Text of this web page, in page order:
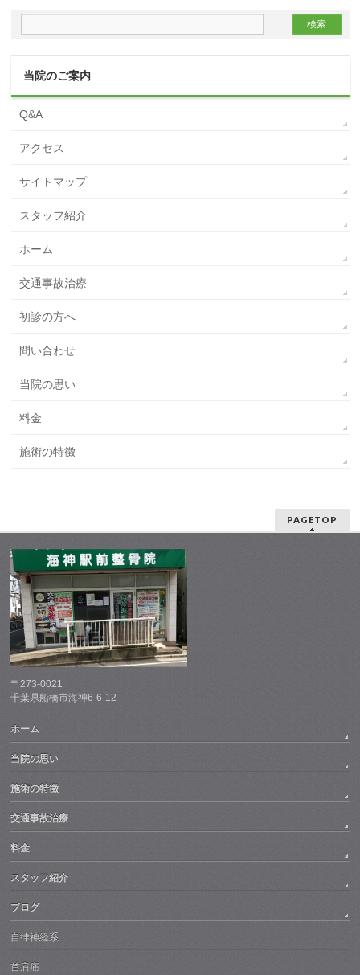
当院のご案内
Q&A
アクセス
サイトマップ
スタッフ紹介
ホーム
交通事故治療
初診の方へ
問い合わせ
当院の思い
料金
施術の特徴
PAGETOP
〒273-0021
千葉県船橋市海神6-6-12
ホーム
当院の思い
施術の特徴
交通事故治療
料金
スタッフ紹介
ブログ
自律神経系
首肩痛